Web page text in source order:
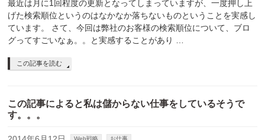
最近は月に1回程度の更新となってしまっていますが、一度押し上
げた検索順位というのはなかなか落ちないものということを実感し
ています。 さて、今回は弊社のお客様の検索順位について、ブロ
グってすごいなぁ。。と実感することがあり …
この記事を読む
この記事によると私は儲からない仕事をしているそうで
す。。。
Web戦略 お仕事